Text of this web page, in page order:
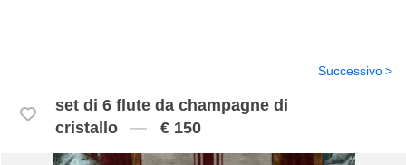
set di 6 flute da champagne di
cristallo
€ 150
Successivo